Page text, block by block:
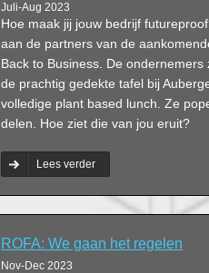
Juli-Aug 2023
Hoe maak jij jouw bedrijf
aan de partners van de
Back to Business. De
de prachtig gedekte tafel bij
volledige plant based lunch. Ze
delen. Hoe ziet die van jou eruit?
Lees verder
ROFA: We gaan het regelen
Nov-Dec 2023